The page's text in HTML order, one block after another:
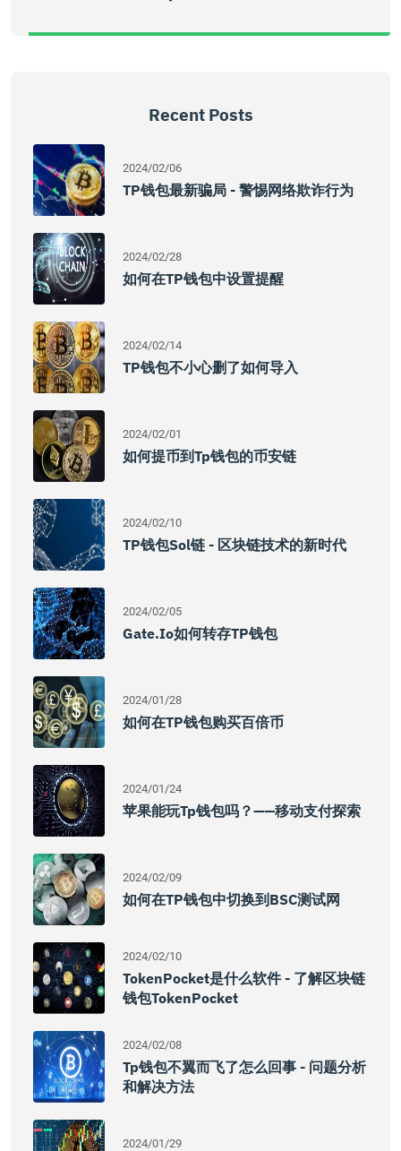
Recent Posts
2024/02/06
TP钱包最新骗局 - 警惕网络欺诈行为
2024/02/28
如何在TP钱包中设置提醒
2024/02/14
TP钱包不小心删了如何导入
2024/02/01
如何提币到Tp钱包的币安链
2024/02/10
TP钱包Sol链 - 区块链技术的新时代
2024/02/05
Gate.io如何转存TP钱包
2024/01/28
如何在TP钱包购买百倍币
2024/01/24
苹果能玩tp钱包吗？——移动支付探索
2024/02/09
如何在TP钱包中切换到BSC测试网
2024/02/10
TokenPocket是什么软件 - 了解区块链
钱包TokenPocket
2024/02/08
Tp钱包不翼而飞了怎么回事 - 问题分析
和解决方法
2024/01/29